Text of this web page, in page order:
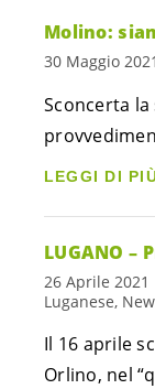
Molino:
30 Maggio 2021
Sconcerta
LEGGI DI
LUGANO –
26 Aprile 2021
Luganese,
Il 16 aprile
Orlino, nel